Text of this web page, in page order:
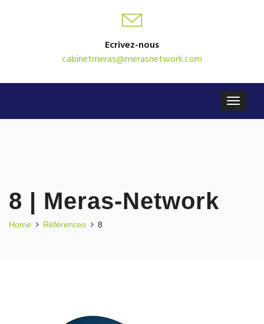
Ecrivez-nous
cabinetmeras@merasnetwork.com
8 | Meras-Network
Home Références 8